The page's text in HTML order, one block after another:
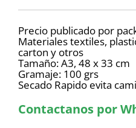
Precio publicado por
Materiales textiles,
carton y otros
Tamaño: A3, 48 x 33 cm
Gramaje: 100 grs
Secado Rapido evita
Contactanos por